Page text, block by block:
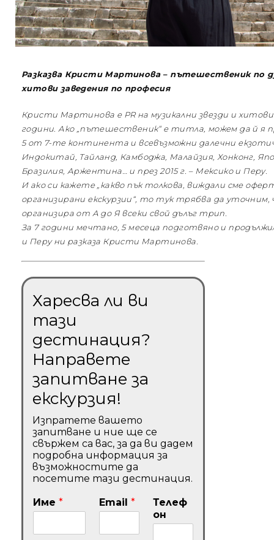
Разказва Кристи Мартинова – пътешественик по
хитови заведения по професия
Кристи Мартинова е PR на музикални звезди и
години. Ако „пътешественик“ е титла, можем да й я
5 от 7-те континента и всевъзможни далечни
Индокитай, Тайланд, Камбоджа, Малайзия, Хонконг,
Бразилия, Аржентина… и през 2015 г. – Мексико и Перу.
И ако си кажете „какво пък толкова, виждали сме
организирани екскурзии“, то тук трябва да
организира от А до Я всеки свой дълъг трип.
За 7 години мечтано, 5 месеца подготвяно и
и Перу ни разказа Кристи Мартинова.
Харесва ли ви
тази
дестинация?
Направете
запитване за
екскурзия!
Изпратете вашето
запитване и ние ще се
свържем са вас, за да ви дадем
подробна информация за
възможностите да
посетите тази дестинация.
Име * Email *
Телеф
он